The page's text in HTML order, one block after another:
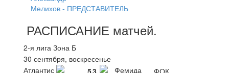
Мелихов - ПРЕДСТАВИТЕЛЬ
РАСПИСАНИЕ матчей.
2-я лига Зона Б
30 сентября, воскресенье
Атлантис
53 Фемида
ФОК